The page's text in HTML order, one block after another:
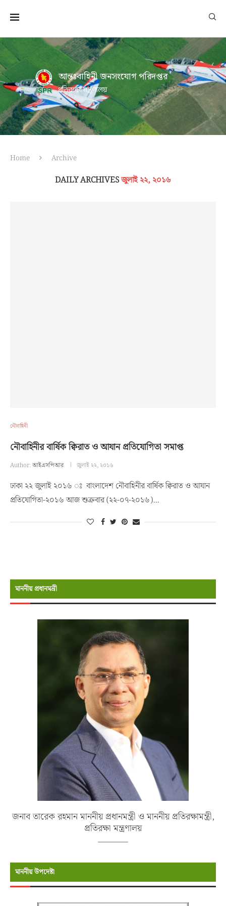
আন্তঃবাহিনী জনসংযোগ পরিদপ্তর
প্রতিরক্ষা মন্ত্রণালয়
Home Archive
DAILY ARCHIVESজুলাই ২২, ২০১৬
নৌবাহিনী
নৌবাহিনীর বার্ষিক ক্বিরাত ও আযান প্রতিযোগিতা সমাপ্ত
Author:আইএসপিআর জুলাই ২২, ২০১৬
ঢাকা ২২ জুলাই ২০১৬ ঃ বাংলাদেশ নৌবাহিনীর বার্ষিক ক্বিরাত ও আযান
প্রতিযোগিতা-২০১৬ আজ শুক্রবার (২২-০৭-২০১৬)…
মাননীয় প্রধানমন্রী
জনাব তারেক রহমান মাননীয় প্রধানমন্ত্রী ও মাননীয় প্রতিরক্ষামন্ত্রী,
প্রতিরক্ষা মন্ত্রণালয়
মাননীয় উপদেষ্টা